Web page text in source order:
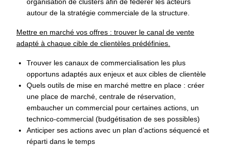
organisation de clusters afin de fédérer les acteurs
autour de la stratégie commerciale de la structure.
Mettre en marché vos offres : trouver le canal de vente
adapté à chaque cible de clientèles prédéfinies.
Trouver les canaux de commercialisation les plus
opportuns adaptés aux enjeux et aux cibles de clientèle
Quels outils de mise en marché mettre en place : créer
une place de marché, centrale de réservation,
embaucher un commercial pour certaines actions, un
technico-commercial (budgétisation de ses possibles)
Anticiper ses actions avec un plan d’actions séquencé et
réparti dans le temps